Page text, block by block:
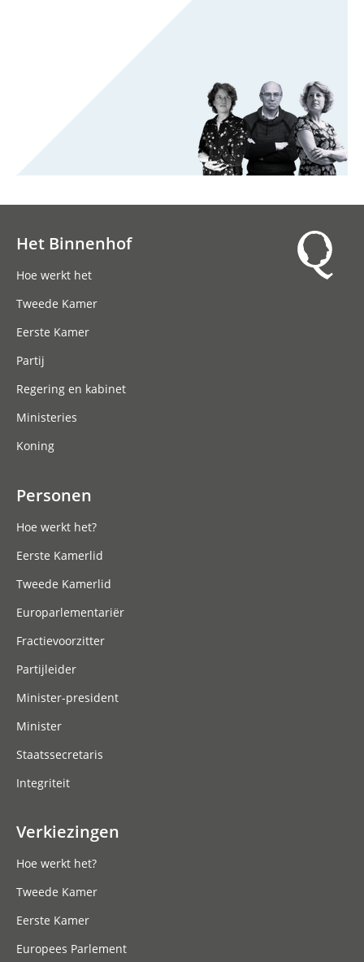
Het Binnenhof
Hoe werkt het
Tweede Kamer
Eerste Kamer
Partij
Regering en kabinet
Ministeries
Koning
Personen
Hoe werkt het?
Eerste Kamerlid
Tweede Kamerlid
Europarlementariër
Fractievoorzitter
Partijleider
Minister-president
Minister
Staatssecretaris
Integriteit
Verkiezingen
Hoe werkt het?
Tweede Kamer
Eerste Kamer
Europees Parlement